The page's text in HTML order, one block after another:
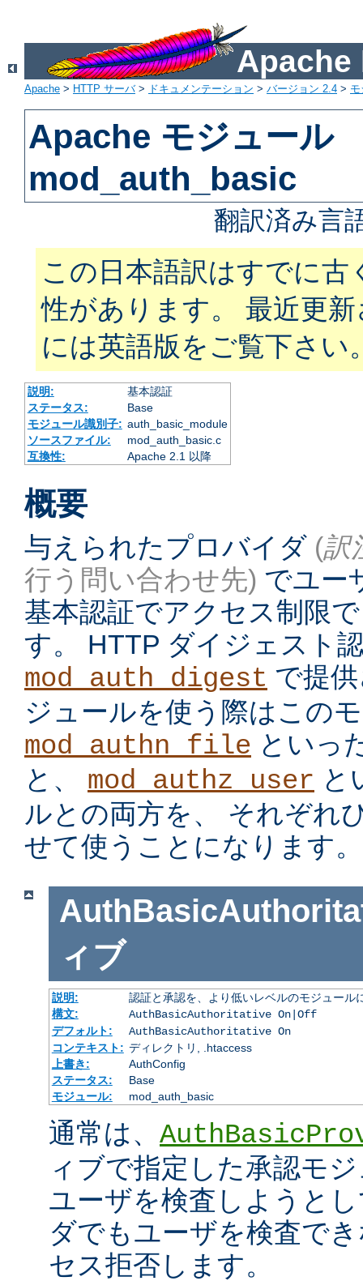
Apache
Apache > HTTP サーバ> ドキュメンテーション > バージョン 2.4 >
Apache モジュール
mod_auth_basic
翻訳済み言
この日本語訳はすでに古
性があります。 最近更
には英語版をご覧下さい
説明:
基本認証
ステータス:
Base
モジュール識別子: auth_basic_module
ソースファイル:
mod_auth_basic.c
互換性:
Apache 2.1 以降
概要
与えられたプロバイダ (訳
行う問い合わせ先) でユー
基本認証でアクセス制限
す。 HTTP ダイジェスト
mod_auth_digest で提
ジュールを使う際はこの
mod_authn_file といっ
と、 mod_authz_user と
ルとの両方を、 それぞれ
せて使うことになります。
ィブ
説明:
認証と承認を、より低いレベルのモジュール
構文:
AuthBasicAuthoritative On|Off
デフォルト:
AuthBasicAuthoritative On
コンテキスト: ディレクトリ, .htaccess
上書き:
AuthConfig
ステータス:
Base
モジュール:
mod_auth_basic
通常は、
ィブで指定した承認モ
ユーザを検査しようと
ダでもユーザを検査で
セス拒否します。